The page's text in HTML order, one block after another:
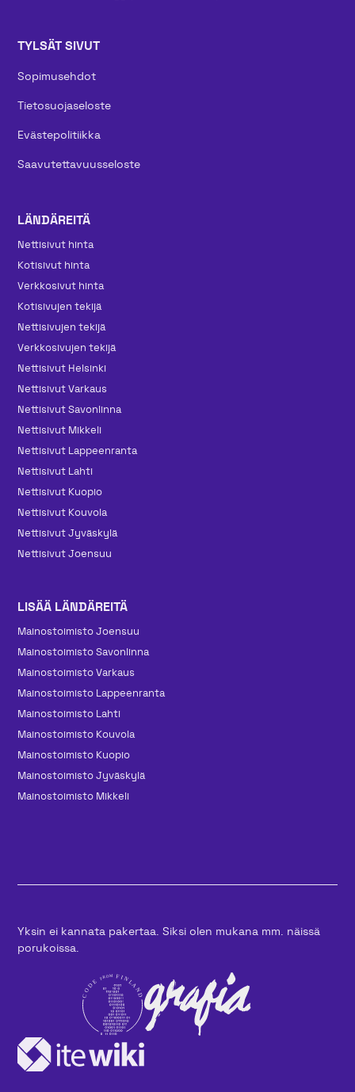
TYLSÄT SIVUT
Sopimusehdot
Tietosuojaseloste
Evästepolitiikka
Saavutettavuusseloste
LÄNDÄREITÄ
Nettisivut hinta
Kotisivut hinta
Verkkosivut hinta
Kotisivujen tekijä
Nettisivujen tekijä
Verkkosivujen tekijä
Nettisivut Helsinki
Nettisivut Varkaus
Nettisivut Savonlinna
Nettisivut Mikkeli
Nettisivut Lappeenranta
Nettisivut Lahti
Nettisivut Kuopio
Nettisivut Kouvola
Nettisivut Jyväskylä
Nettisivut Joensuu
LISÄÄ LÄNDÄREITÄ
Mainos­toimisto Joensuu
Mainos­toimisto Savonlinna
Mainos­toimisto Varkaus
Mainos­toimisto Lappeenranta
Mainos­toimisto Lahti
Mainos­toimisto Kouvola
Mainos­toimisto Kuopio
Mainos­toimisto Jyväskylä
Mainos­toimisto Mikkeli
Yksin ei kannata pakertaa. Siksi olen mukana mm. näissä
porukoissa.